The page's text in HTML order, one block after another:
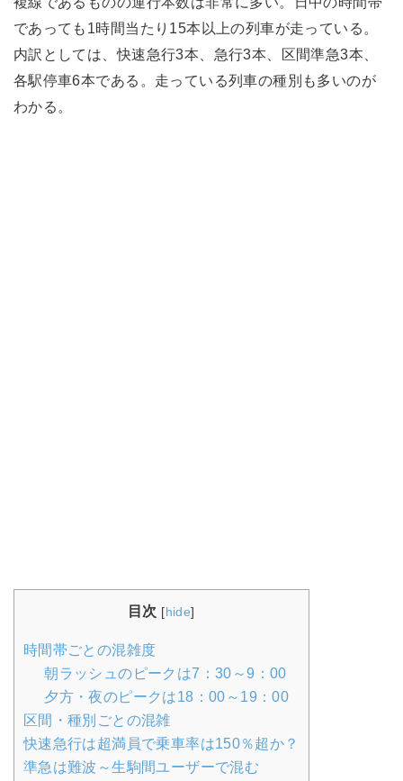
であっても1時間当たり15本以上の列車が走っている。
内訳としては、快速急行3本、急行3本、区間準急3本、
各駅停車6本である。走っている列車の種別も多いのが
わかる。
目次 [hide]
時間帯ごとの混雑度
朝ラッシュのピークは7：30～9：00
夕方・夜のピークは18：00～19：00
区間・種別ごとの混雑
快速急行は超満員で乗車率は150％超か？
準急は難波～生駒間ユーザーで混む